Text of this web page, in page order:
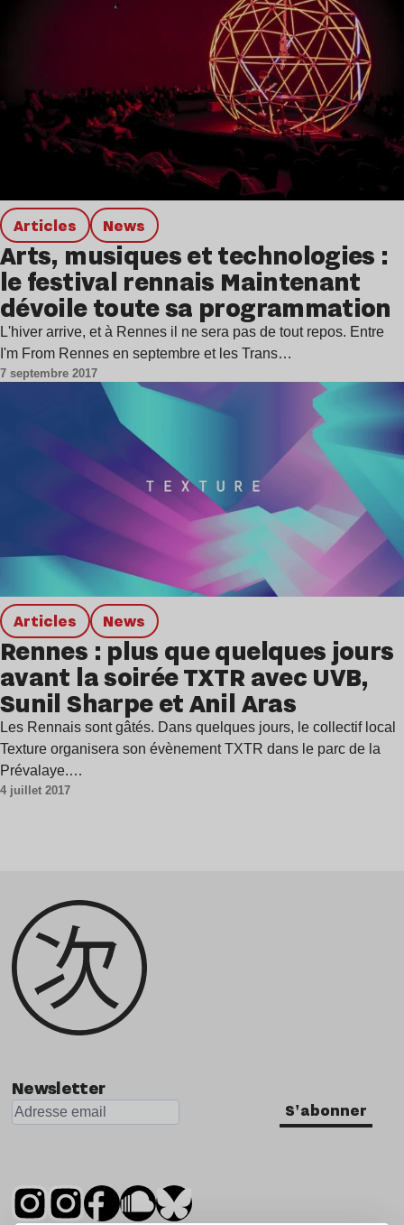
Articles news
Arts, musiques et technologies :
le festival rennais Maintenant
dévoile toute sa programmation
L'hiver arrive, et à Rennes il ne sera pas de tout repos. Entre
I'm From Rennes en septembre et les Trans…
7 septembre 2017
Articles news
Rennes : plus que quelques jours
avant la soirée TXTR avec UVB,
Sunil Sharpe et Anil Aras
Les Rennais sont gâtés. Dans quelques jours, le collectif local
Texture organisera son évènement TXTR dans le parc de la
Prévalaye.…
4 juillet 2017
Newsletter
S'abonner